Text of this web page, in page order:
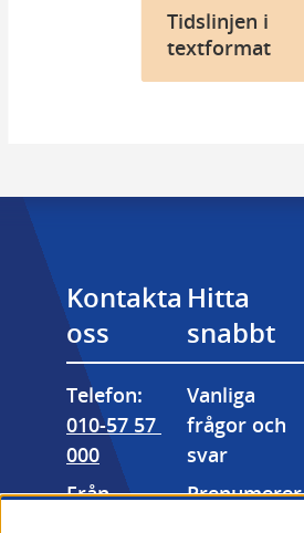
Tidslinjen i
textformat
Kontakta
oss
Telefon:
010-57 57
000
Från
Hitta
snabbt
Vanliga
frågor och
svar
Prenumerer